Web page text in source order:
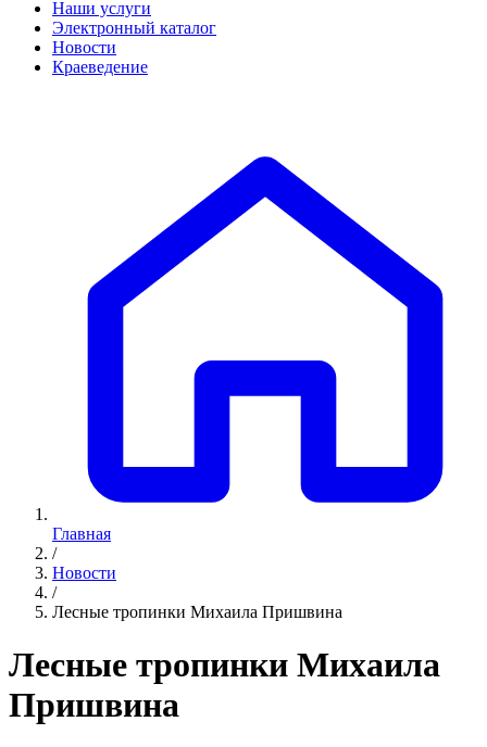
Наши услуги
Электронный каталог
Новости
Краеведение
Главная
/
Новости
/
Лесные тропинки Михаила Пришвина
Лесные тропинки Михаила
Пришвина